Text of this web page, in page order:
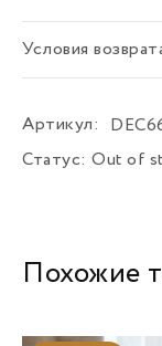
Условия
Артикул:
Статус: Out of
Похожие